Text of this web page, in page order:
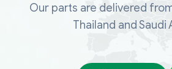
Our parts are delivered
Thailand and Saudi